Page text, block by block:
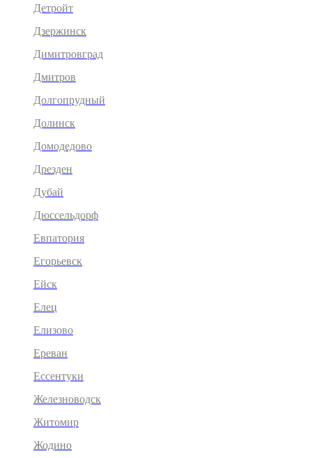
Детройт
Дзержинск
Димитровград
Дмитров
Долгопрудный
Долинск
Домодедово
Дрезден
Дубай
Дюссельдорф
Евпатория
Егорьевск
Ейск
Елец
Елизово
Ереван
Ессентуки
Железноводск
Житомир
Жодино